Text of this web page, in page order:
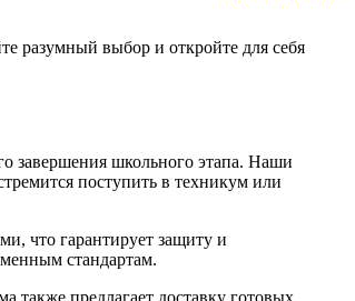
разумный выбор и откройте для себя
завершения школьного этапа. Наши
поступить в техникум или
что гарантирует защиту и
стандартам.
также предлагает доставку готовых